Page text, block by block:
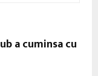
a cuminsa cu